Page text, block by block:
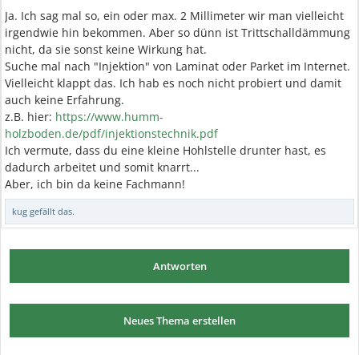
Ja. Ich sag mal so, ein oder max. 2 Millimeter wir man vielleicht
irgendwie hin bekommen. Aber so dünn ist Trittschalldämmung
nicht, da sie sonst keine Wirkung hat.
Suche mal nach "Injektion" von Laminat oder Parket im Internet.
Vielleicht klappt das. Ich hab es noch nicht probiert und damit
auch keine Erfahrung.
z.B. hier: https://www.humm-
holzboden.de/pdf/injektionstechnik.pdf
Ich vermute, dass du eine kleine Hohlstelle drunter hast, es
dadurch arbeitet und somit knarrt...
Aber, ich bin da keine Fachmann!
kug gefällt das.
Antworten
Neues Thema erstellen